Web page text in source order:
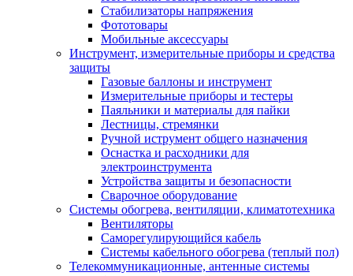
Стабилизаторы напряжения
Фототовары
Мобильные аксессуары
Инструмент, измерительные приборы и средства
защиты
Газовые баллоны и инструмент
Измерительные приборы и тестеры
Паяльники и материалы для пайки
Лестницы, стремянки
Ручной иструмент общего назначения
Оснастка и расходники для
электроинструмента
Устройства защиты и безопасности
Сварочное оборудование
Системы обогрева, вентиляции, климатотехника
Вентиляторы
Саморегулирующийся кабель
Системы кабельного обогрева (теплый пол)
Телекоммуникационные, антенные системы